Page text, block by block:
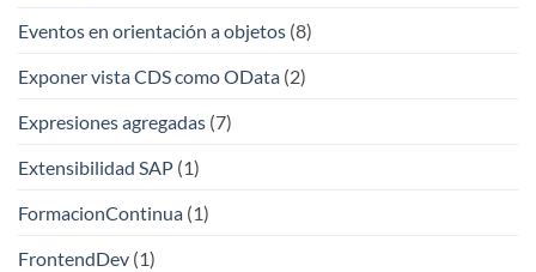
Eventos en orientación a objetos (8)
Exponer vista CDS como OData (2)
Expresiones agregadas (7)
Extensibilidad SAP (1)
FormacionContinua (1)
FrontendDev (1)